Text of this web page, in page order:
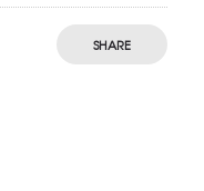
SHARE